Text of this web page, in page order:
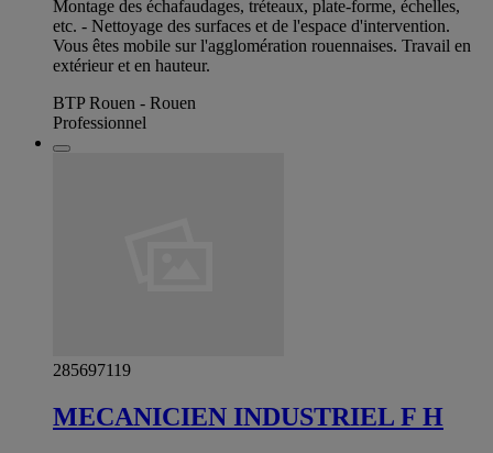
Montage des échafaudages, tréteaux, plate-forme, échelles,
etc. - Nettoyage des surfaces et de l'espace d'intervention.
Vous êtes mobile sur l'agglomération rouennaises. Travail en
extérieur et en hauteur.
BTP Rouen - Rouen
Professionnel
285697119
MECANICIEN INDUSTRIEL F H